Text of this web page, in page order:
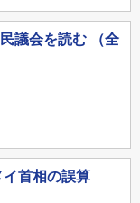
議会を読む （全
首相の誤算